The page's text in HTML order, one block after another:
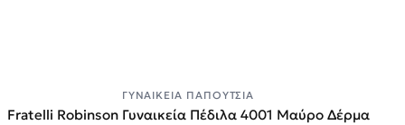
ΓΥΝΑΙΚΕΊΑ ΠΑΠΟΎΤΣΙΑ
Fratelli Robinson Γυναικεία Πέδιλα 4001 Μαύρο Δέρμα